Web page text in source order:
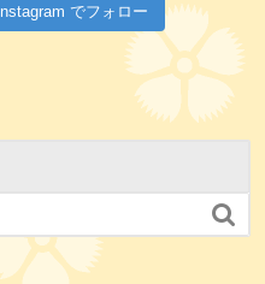
Instagram でフォロー
